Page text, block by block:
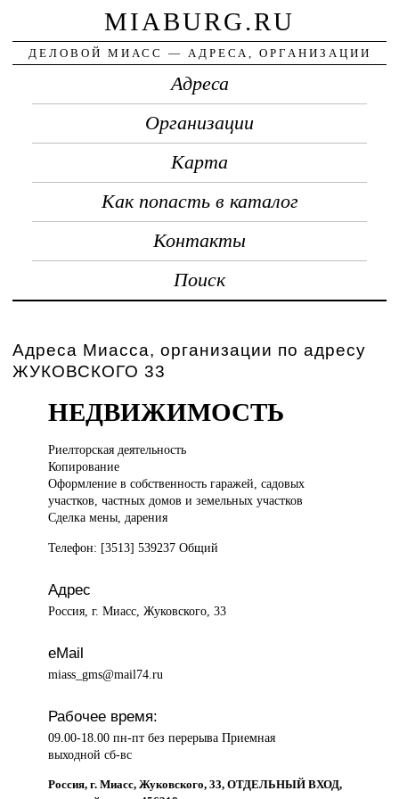
MIABURG.RU
ДЕЛОВОЙ МИАСС — АДРЕСА, ОРГАНИЗАЦИИ
Адреса
Организации
Карта
Как попасть в каталог
Контакты
Поиск
Адреса Миасса, организации по адресу
ЖУКОВСКОГО 33
НЕДВИЖИМОСТЬ
Риелторская деятельность
Копирование
Оформление в собственность гаражей, садовых
участков, частных домов и земельных участков
Сделка мены, дарения
Телефон: [3513] 539237 Общий
Адрес
Россия, г. Миасс, Жуковского, 33
eMail
miass_gms@mail74.ru
Рабочее время:
09.00-18.00 пн-пт без перерыва Приемная
выходной сб-вс
Россия, г. Миасс, Жуковского, 33, ОТДЕЛЬНЫЙ ВХОД,